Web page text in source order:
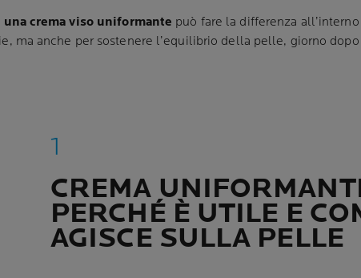
una crema viso uniformante può fare la differenza
ma anche per sostenere l’equilibrio della pelle, giorno
CREMA
PERCHÉ È UTILE E
AGISCE SULLA PELLE